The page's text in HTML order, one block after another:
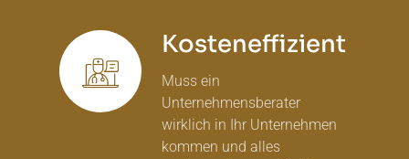
Kosteneffizient
Muss ein
Unternehmensberater
wirklich in Ihr Unternehmen
kommen und alles